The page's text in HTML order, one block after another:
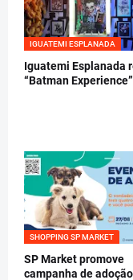
IGUATEMI ESPLANADA
Iguatemi Esplanada
“Batman Experience”
SHOPPING SP MARKET
SP Market promove
campanha de